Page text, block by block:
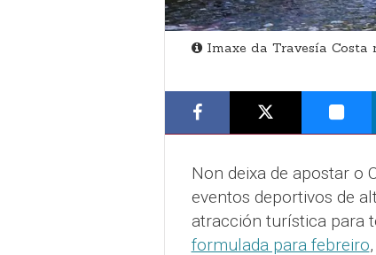
Imaxe da Travesía Costa
Non deixa de apostar o
eventos deportivos de
atracción turística para
formulada para febreiro